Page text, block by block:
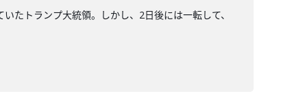
たトランプ大統領。しかし、2日後には一転して、